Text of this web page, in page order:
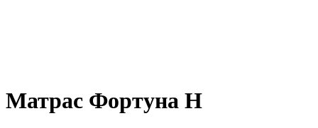
Матрас Фортуна Н